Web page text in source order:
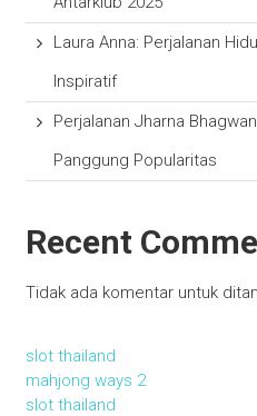
Laura Anna: Perjalanan
Inspiratif
Perjalanan Jharna
Panggung Popularitas
Recent
Tidak ada komentar untuk
slot thailand
mahjong ways 2
slot thailand